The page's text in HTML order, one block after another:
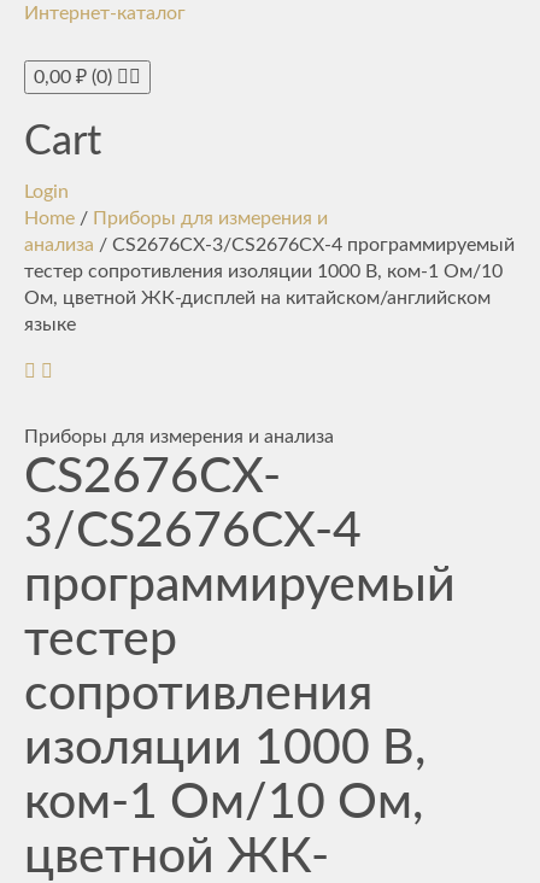
Интернет-каталог
0,00 ₽ (0)
Cart
Login
Home / Приборы для измерения и
анализа / CS2676CX-3/CS2676CX-4 программируемый
тестер сопротивления изоляции 1000 В, ком-1 Ом/10
Ом, цветной ЖК-дисплей на китайском/английском
языке
Приборы для измерения и анализа
CS2676CX-
3/CS2676CX-4
программируемый
тестер
сопротивления
изоляции 1000 В,
ком-1 Ом/10 Ом,
цветной ЖК-